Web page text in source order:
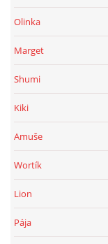
Olinka
Marget
Shumi
Kiki
Amuše
Wortík
Lion
Pája